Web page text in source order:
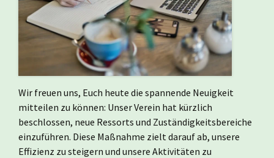
Wir freuen uns, Euch heute die spannende Neuigkeit
mitteilen zu können: Unser Verein hat kürzlich
beschlossen, neue Ressorts und Zuständigkeitsbereiche
einzuführen. Diese Maßnahme zielt darauf ab, unsere
Effizienz zu steigern und unsere Aktivitäten zu